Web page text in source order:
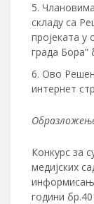
складу са
пројеката у
града Бора“
Ово
интернет
Конкурс за
медијских
години